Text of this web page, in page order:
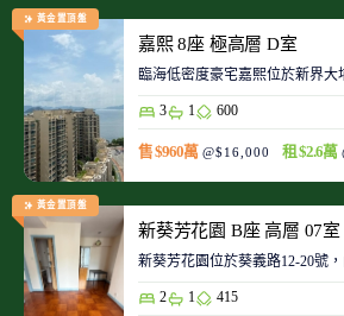
黃金置頂盤
嘉熙 8座 極高層 D室
臨海低密度豪宅嘉熙位於新界
3 1 600
售 $960萬 @$16,000 租 $2.6萬
黃金置頂盤
新葵芳花園 B座 高層 07室
新葵芳花園位於葵義路12-20號
2 1 415